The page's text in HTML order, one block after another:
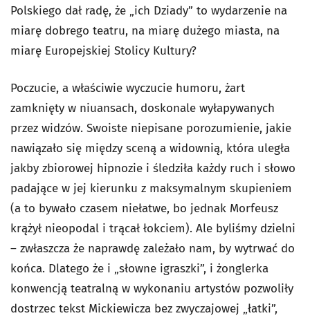
Polskiego dał radę, że „ich Dziady” to wydarzenie na
miarę dobrego teatru, na miarę dużego miasta, na
miarę Europejskiej Stolicy Kultury?
Poczucie, a właściwie wyczucie humoru, żart
zamknięty w niuansach, doskonale wyłapywanych
przez widzów. Swoiste niepisane porozumienie, jakie
nawiązało się między sceną a widownią, która uległa
jakby zbiorowej hipnozie i śledziła każdy ruch i słowo
padające w jej kierunku z maksymalnym skupieniem
(a to bywało czasem niełatwe, bo jednak Morfeusz
krążył nieopodal i trącał łokciem). Ale byliśmy dzielni
– zwłaszcza że naprawdę zależało nam, by wytrwać do
końca. Dlatego że i „słowne igraszki”, i żonglerka
konwencją teatralną w wykonaniu artystów pozwoliły
dostrzec tekst Mickiewicza bez zwyczajowej „łatki”,